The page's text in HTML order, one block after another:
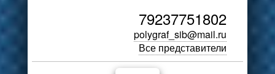
79237751802
polygraf_sib@mail.ru
Все представители